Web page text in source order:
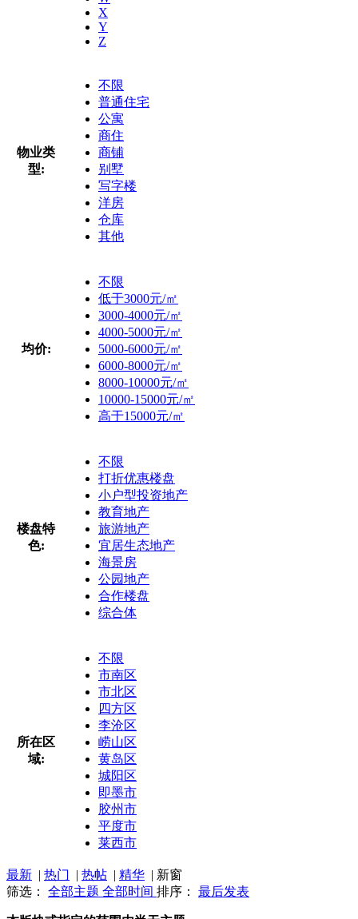
X
Y
Z
物业类
型:
不限
普通住宅
公寓
商住
商铺
别墅
写字楼
洋房
仓库
其他
均价:
不限
低于3000元/㎡
3000-4000元/㎡
4000-5000元/㎡
5000-6000元/㎡
6000-8000元/㎡
8000-10000元/㎡
10000-15000元/㎡
高于15000元/㎡
楼盘特
色:
不限
打折优惠楼盘
小户型投资地产
教育地产
旅游地产
宜居生态地产
海景房
公园地产
合作楼盘
综合体
所在区
域:
不限
市南区
市北区
四方区
李沧区
崂山区
黄岛区
城阳区
即墨市
胶州市
平度市
莱西市
最新 | 热门 | 热帖 | 精华 | 新窗
筛选： 全部主题 全部时间 排序： 最后发表